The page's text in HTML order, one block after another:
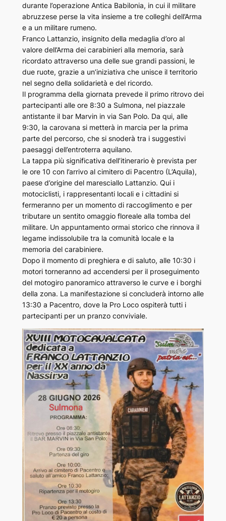
durante l’operazione Antica Babilonia, in cui il militare
abruzzese perse la vita insieme a tre colleghi dell’Arma
e a un militare rumeno.
Franco Lattanzio, insignito della medaglia d’oro al
valore dell’Arma dei carabinieri alla memoria, sarà
ricordato attraverso una delle sue grandi passioni, le
due ruote, grazie a un’iniziativa che unisce il territorio
nel segno della solidarietà e del ricordo.
Il programma della giornata prevede il primo ritrovo dei
partecipanti alle ore 8:30 a Sulmona, nel piazzale
antistante il bar Marvin in via San Polo. Da qui, alle
9:30, la carovana si metterà in marcia per la prima
parte del percorso, che si snoderà tra i suggestivi
paesaggi dell’entroterra aquilano.
La tappa più significativa dell’itinerario è prevista per
le ore 10 con l’arrivo al cimitero di Pacentro (L’Aquila),
paese d’origine del maresciallo Lattanzio. Qui i
motociclisti, i rappresentanti locali e i cittadini si
fermeranno per un momento di raccoglimento e per
tributare un sentito omaggio floreale alla tomba del
militare. Un appuntamento ormai storico che rinnova il
legame indissolubile tra la comunità locale e la
memoria del carabiniere.
Dopo il momento di preghiera e di saluto, alle 10:30 i
motori torneranno ad accendersi per il proseguimento
del motogiro panoramico attraverso le curve e i borghi
della zona. La manifestazione si concluderà intorno alle
13:30 a Pacentro, dove la Pro Loco ospiterà tutti i
partecipanti per un pranzo conviviale.